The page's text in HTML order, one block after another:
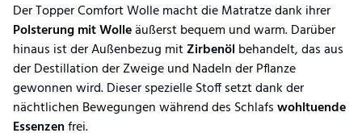
Der Topper Comfort Wolle macht die Matratze dank ihrer
Polsterung mit Wolleäußerst bequem und warm. Darüber
hinaus ist der Außenbezug mitZirbenöl behandelt, das aus
der Destillation der Zweige und Nadeln der Pflanze
gewonnen wird. Dieser spezielle Stoff setzt dank der
nächtlichen Bewegungen während des Schlafswohltuende
Essenzenfrei.